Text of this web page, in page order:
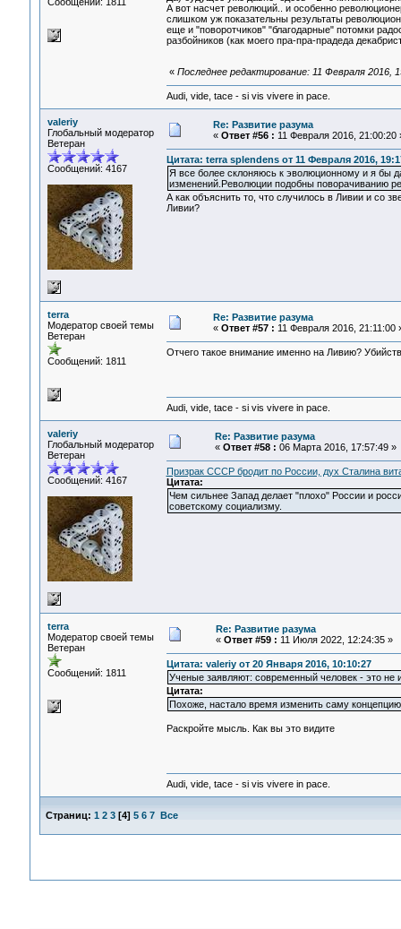
А вот насчет революций.. и особенно
слишком уж показательны результаты
еще и "поворотчиков" "благодарные" потомки
разбойников (как моего пра-пра-прадеда
« Последнее редактирование: 11 Февраля 2016,
Audi, vide, tace - si vis vivere in pace.
valeriy
Глобальный модератор
Ветеран
Сообщений: 4167
Re: Развитие разума
« Ответ #56 : 11 Февраля 2016, 21:00:20
Цитата: terra splendens от 11 Февраля 2016,
Я все более склоняюсь к эволюционному и я бы
изменений.Революции подобны поворачиванию
А как объяснить то, что случилось в Ливии и со
Ливии?
terra
Модератор своей темы
Ветеран
Сообщений: 1811
Re: Развитие разума
« Ответ #57 : 11 Февраля 2016, 21:11:00
Отчего такое внимание именно на Ливию?
Audi, vide, tace - si vis vivere in pace.
valeriy
Глобальный модератор
Ветеран
Сообщений: 4167
Re: Развитие разума
« Ответ #58 : 06 Марта 2016, 17:57:49 »
Призрак СССР бродит по России, дух Сталина
Цитата:
Чем сильнее Запад делает "плохо" России и
советскому социализму.
terra
Модератор своей темы
Ветеран
Сообщений: 1811
Re: Развитие разума
« Ответ #59 : 11 Июля 2022, 12:24:35 »
Цитата: valeriy от 20 Января 2016, 10:10:27
Ученые заявляют: современный человек - это не
Цитата:
Похоже, настало время изменить саму
Раскройте мысль. Как вы это видите
Audi, vide, tace - si vis vivere in pace.
Страниц: 1 2 3[4] 5 6 7 Все